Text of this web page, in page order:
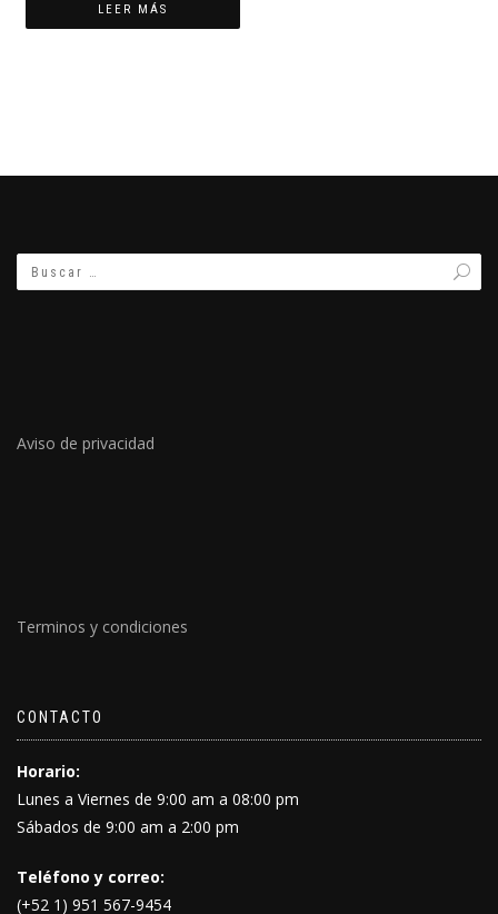
LEER MÁS
Aviso de privacidad
Terminos y condiciones
CONTACTO
Horario:
Lunes a Viernes de 9:00 am a 08:00 pm
Sábados de 9:00 am a 2:00 pm
Teléfono y correo:
(+52 1) 951 567-9454